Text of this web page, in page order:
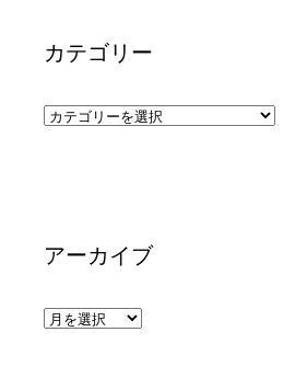
カテゴリー
カ
アーカイブ
ア